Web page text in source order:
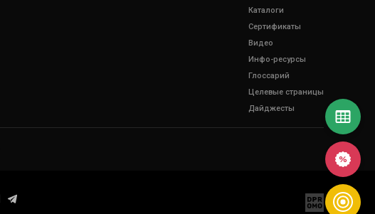
Каталоги
Сертификаты
Видео
Инфо-ресурсы
Глоссарий
Целевые страницы
Дайджесты